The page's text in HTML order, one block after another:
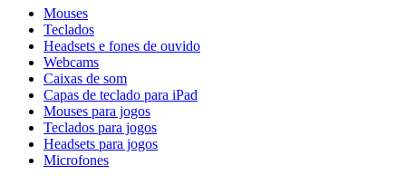
Mouses
Teclados
Headsets e fones de ouvido
Webcams
Caixas de som
Capas de teclado para iPad
Mouses para jogos
Teclados para jogos
Headsets para jogos
Microfones